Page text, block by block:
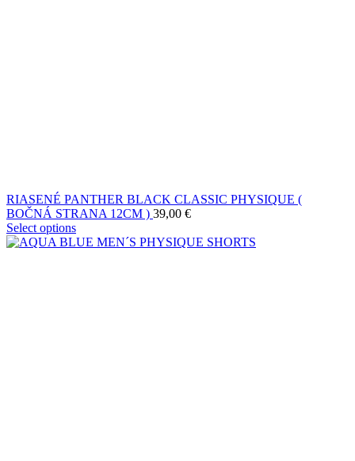
RIASENÉ PANTHER BLACK CLASSIC PHYSIQUE (
BOČNÁ STRANA 12CM ) 39,00 €
Select options